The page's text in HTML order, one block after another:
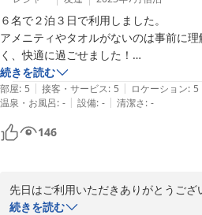
管理人さん、いろいろありがとうござい
2023-10-02
６名で２泊３日で利用しました。
アメニティやタオルがないのは事前に
く、快適に過ごせました！
BBQも当日は雨でしたが日程変更なども
ドゲームやトランプなども貸してもらえ
また、丁度町内のお祭りもありお神輿
き、子供にとっては思いがけない楽しい
自炊をする場合は調味料等はないので
続きを読む
部屋: 5 | 接客・サービス: 5 | ロケーション: 5
温泉・お風呂: - | 設備: - | 清潔さ: -
146
先日はご利用いただきありがとうござ
ちょうど当日は地元の夏祭りでしたの
続きを読む